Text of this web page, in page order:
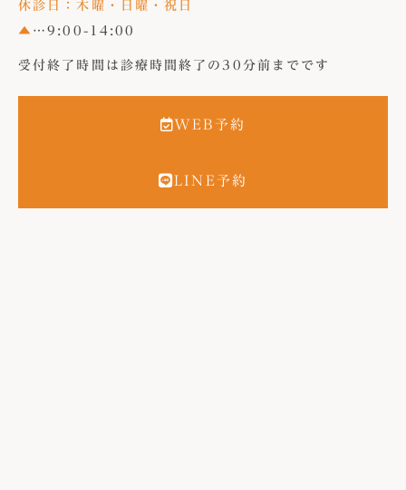
休診日：木曜・日曜・祝日
▲ …9:00-14:00
受付終了時間は診療時間終了の30分前までです
WEB予約
LINE予約